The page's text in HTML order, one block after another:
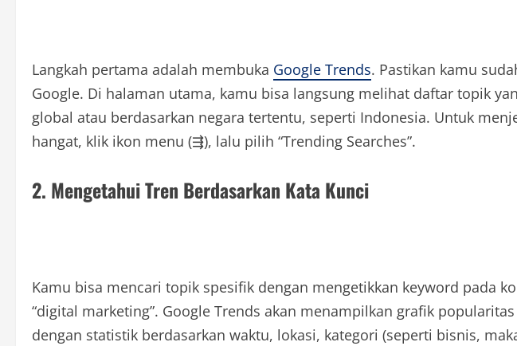
Langkah pertama adalah membuka Google Trends. Pastikan kamu
Google. Di halaman utama, kamu bisa langsung melihat daftar topik
global atau berdasarkan negara tertentu, seperti Indonesia. Untuk
hangat, klik ikon menu (⇶), lalu pilih “Trending Searches”.
2. Mengetahui Tren Berdasarkan Kata Kunci
Kamu bisa mencari topik spesifik dengan mengetikkan keyword pada
“digital marketing”. Google Trends akan menampilkan grafik
dengan statistik berdasarkan waktu, lokasi, kategori (seperti bisnis,